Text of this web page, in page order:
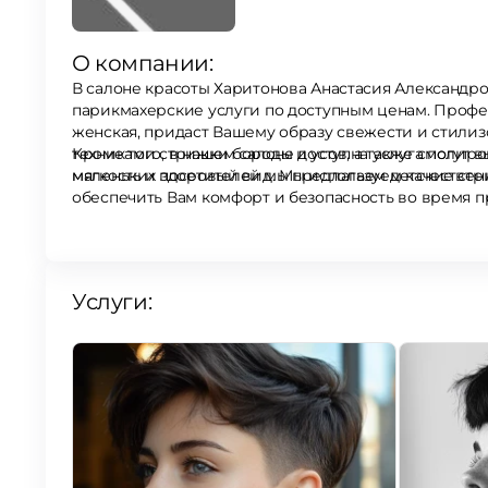
О компании:
В салоне красоты Харитонова Анастасия
парикмахерские услуги по доступным ценам. Профессионально выполненная стрижка, будь то мужская или
женская, придаст Вашему образу свежести и
техниками стрижки бороды и усов, а также
маленьких посетителей мы предлагаем детские
Кроме того, в нашем салоне доступна услуга
мягкость и здоровый вид. Мы используем
обеспечить Вам комфорт и безопасность во время
Услуги: